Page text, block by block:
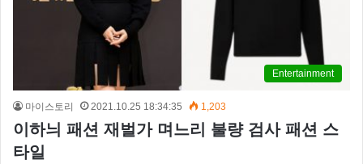
Entertainment
마이스토리 2021.10.25 18:34:35 1,203
이하늬 패션 재벌가 며느리 불량 검사 패션 스
타일